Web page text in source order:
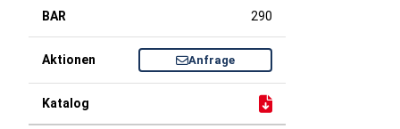
290
Anfrage